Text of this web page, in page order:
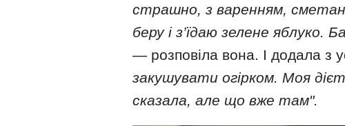
страшно, з варенням,
беру і з’їдаю зелене яблуко.
— розповіла вона. І додала з
закушувати огірком. Моя
сказала, але що вже там".